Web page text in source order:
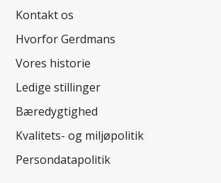
Kontakt os
Hvorfor Gerdmans
Vores historie
Ledige stillinger
Bæredygtighed
Kvalitets- og miljøpolitik
Persondatapolitik